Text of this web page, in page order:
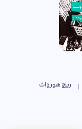
ریچ هورواث